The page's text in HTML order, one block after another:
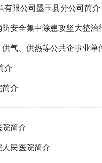
有限公司墨玉县分公司简介
安全集中除患攻坚大整治
气、供热等公共企事业
介
简介
院简介
人民医院简介